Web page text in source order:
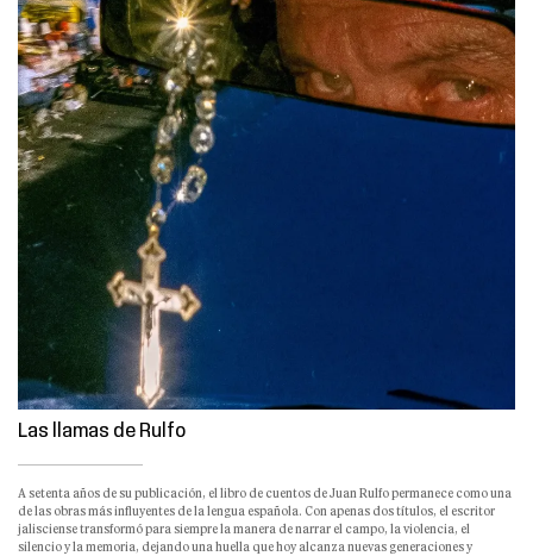
Las llamas de Rulfo
A setenta años de su publicación, el libro de cuentos de Juan Rulfo permanece como una
de las obras más influyentes de la lengua española. Con apenas dos títulos, el escritor
jalisciense transformó para siempre la manera de narrar el campo, la violencia, el
silencio y la memoria, dejando una huella que hoy alcanza nuevas generaciones y